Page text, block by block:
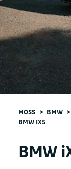
MOSS > BMW >
BMW IX5
BMW